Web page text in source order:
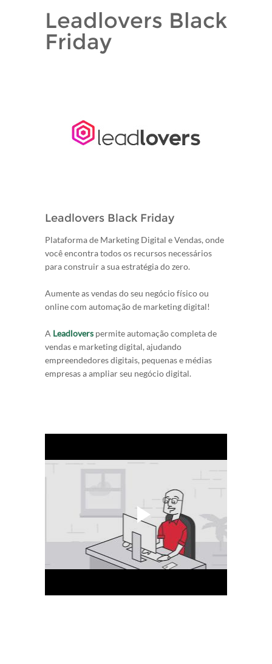
Leadlovers Black
Friday
Leadlovers Black Friday
Plataforma de Marketing Digital e Vendas, onde
você encontra todos os recursos necessários
para construir a sua estratégia do zero.
Aumente as vendas do seu negócio físico ou
online com automação de marketing digital!
A Leadlovers permite automação completa de
vendas e marketing digital, ajudando
empreendedores digitais, pequenas e médias
empresas a ampliar seu negócio digital.